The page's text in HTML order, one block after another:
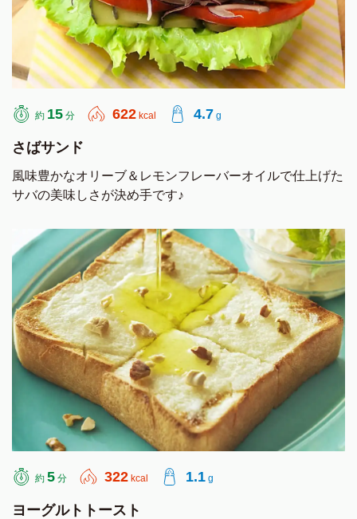
約 15 分 622 kcal 4.7 g
さばサンド
風味豊かなオリーブ＆レモンフレーバーオイルで仕上げた
サバの美味しさが決め手です♪
約 5 分 322 kcal 1.1 g
ヨーグルトトースト